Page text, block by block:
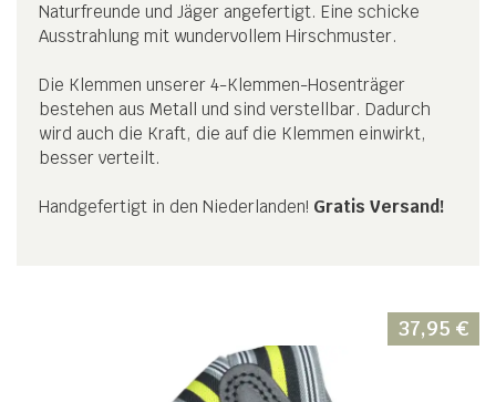
Naturfreunde und Jäger angefertigt. Eine schicke
Ausstrahlung mit wundervollem Hirschmuster.
Die Klemmen unserer 4-Klemmen-Hosenträger
bestehen aus Metall und sind verstellbar. Dadurch
wird auch die Kraft, die auf die Klemmen einwirkt,
besser verteilt.
Handgefertigt in den Niederlanden! Gratis Versand!
37,95 €